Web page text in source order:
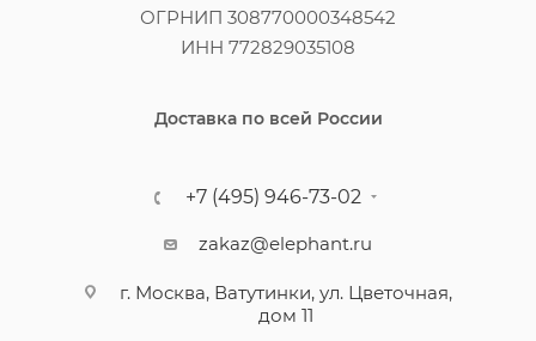
ОГРНИП 308770000348542
ИНН 772829035108
Доставка по всей России
+7 (495) 946-73-02
zakaz@elephant.ru
г. Москва, Ватутинки, ул. Цветочная,
дом 11